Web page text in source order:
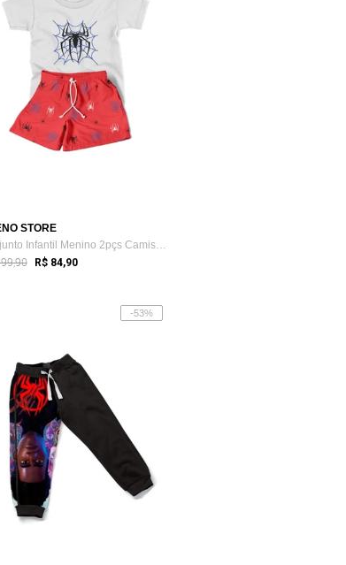
STORE
Conjunto Infantil Menino 2pçs Camiseta M...
R$ 84,90
-53%